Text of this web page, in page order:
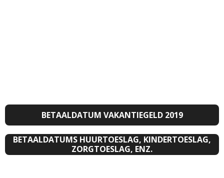
BETAALDATUM VAKANTIEGELD 2019
BETAALDATUMS HUURTOESLAG, KINDERTOESLAG,
ZORGTOESLAG, ENZ.